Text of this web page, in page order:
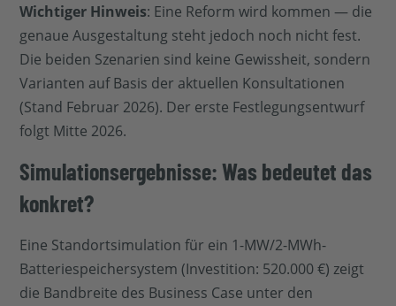
Wichtiger Hinweis: Eine Reform wird kommen — die
genaue Ausgestaltung steht jedoch noch nicht fest.
Die beiden Szenarien sind keine Gewissheit, sondern
Varianten auf Basis der aktuellen Konsultationen
(Stand Februar 2026). Der erste Festlegungsentwurf
folgt Mitte 2026.
Simulationsergebnisse: Was bedeutet das
konkret?
Eine Standortsimulation für ein 1-MW/2-MWh-
Batteriespeichersystem (Investition: 520.000 €) zeigt
die Bandbreite des Business Case unter den